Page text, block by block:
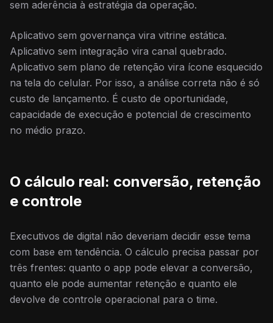
sem aderência à estratégia da operação.
Aplicativo sem governança vira vitrine estática.
Aplicativo sem integração vira canal quebrado.
Aplicativo sem plano de retenção vira ícone esquecido
na tela do celular. Por isso, a análise correta não é só
custo de lançamento. É custo de oportunidade,
capacidade de execução e potencial de crescimento
no médio prazo.
O cálculo real: conversão, retenção
e controle
Executivos de digital não deveriam decidir esse tema
com base em tendência. O cálculo precisa passar por
três frentes: quanto o app pode elevar a conversão,
quanto ele pode aumentar retenção e quanto ele
devolve de controle operacional para o time.